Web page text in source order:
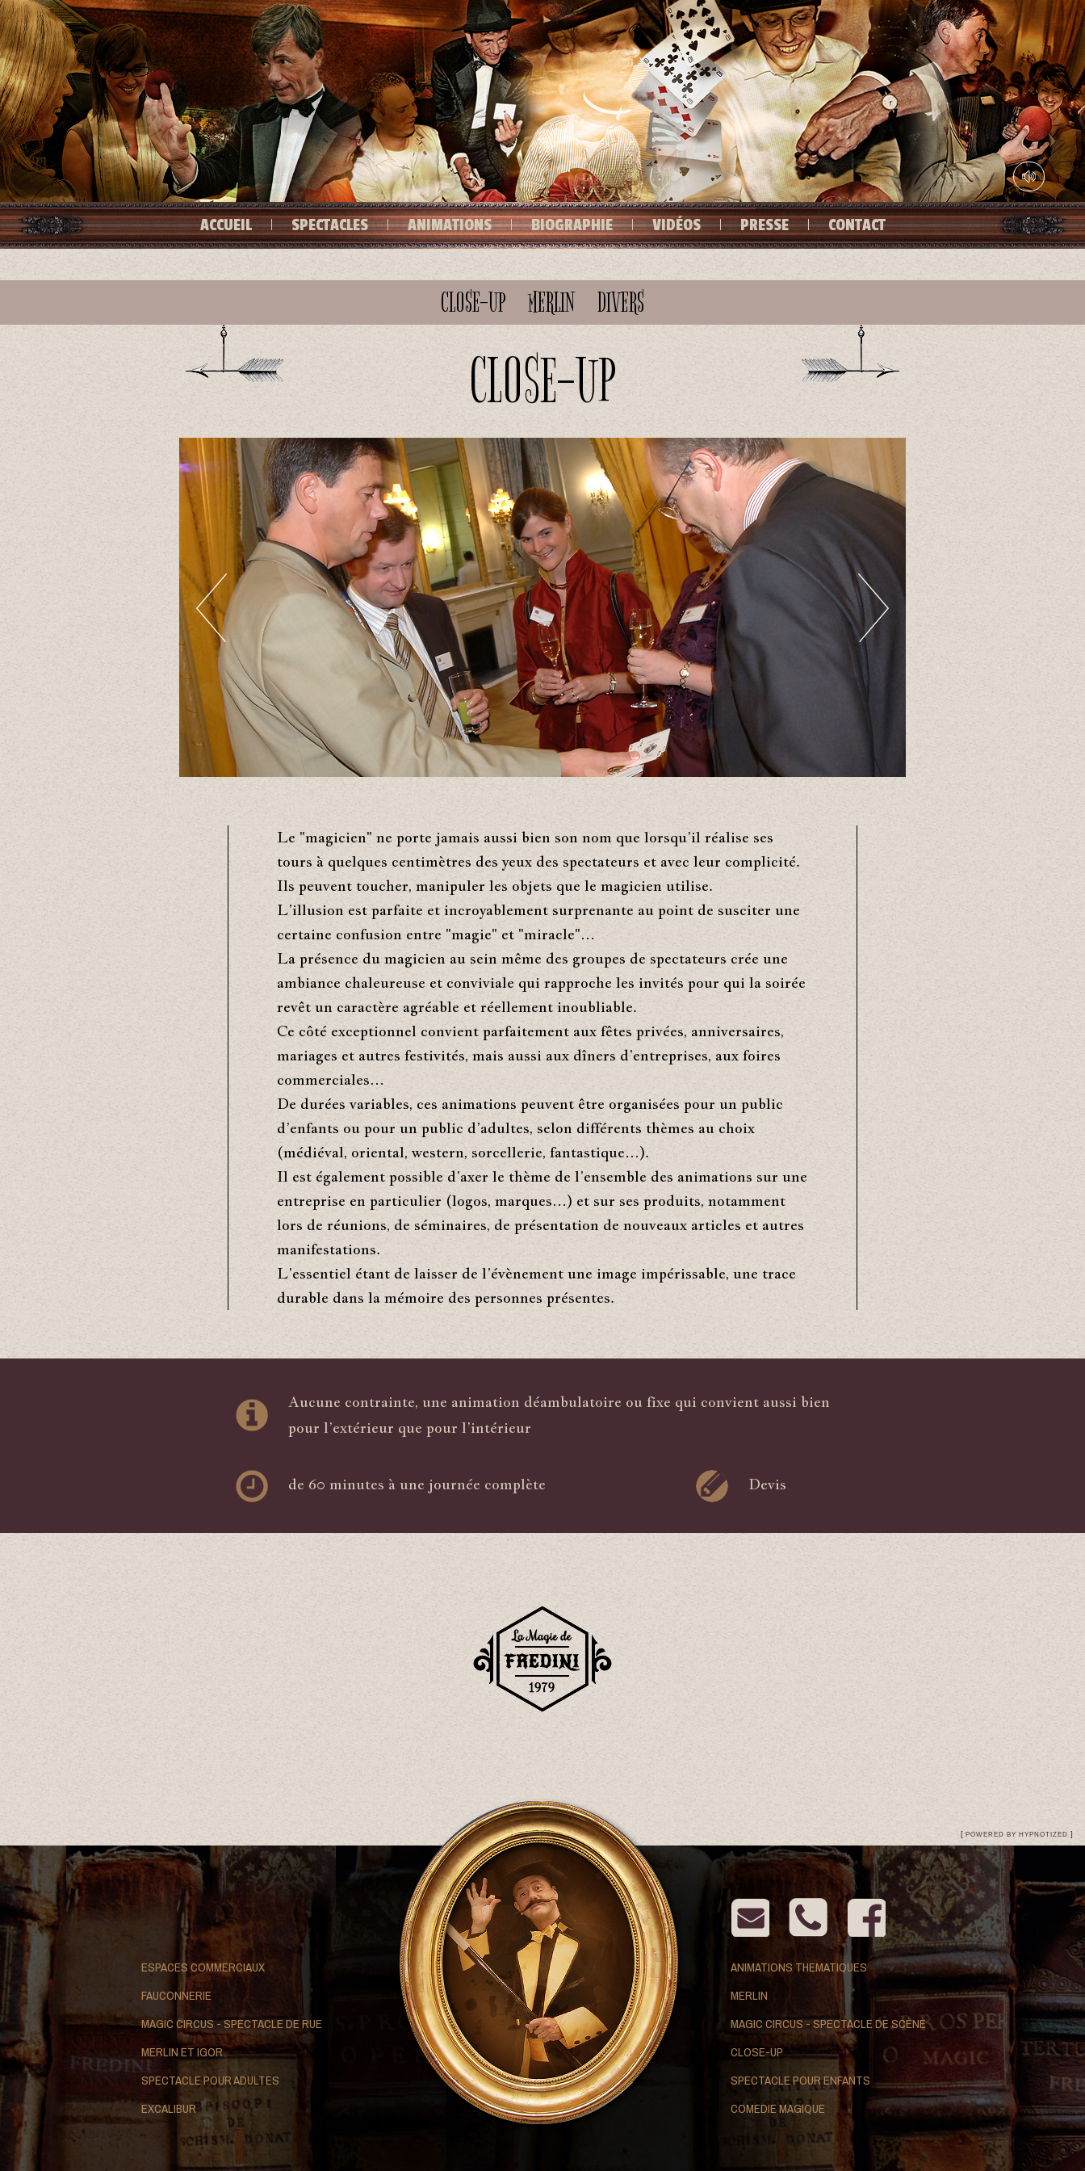
ACCUEIL SPECTACLES ANIMATIONS BIOGRAPHIE VIDÉOS PRESSE CONTACT
CLOSE-UP MERLIN DIVERS
CLOSE-UP
Le "magicien" ne porte jamais aussi bien son nom que lorsqu’il réalise ses
tours à quelques centimètres des yeux des spectateurs et avec leur complicité.
Ils peuvent toucher, manipuler les objets que le magicien utilise.
L’illusion est parfaite et incroyablement surprenante au point de susciter une
certaine confusion entre "magie" et "miracle"…
La présence du magicien au sein même des groupes de spectateurs crée une
ambiance chaleureuse et conviviale qui rapproche les invités pour qui la soirée
revêt un caractère agréable et réellement inoubliable.
Ce côté exceptionnel convient parfaitement aux fêtes privées, anniversaires,
mariages et autres festivités, mais aussi aux dîners d’entreprises, aux foires
commerciales…
De durées variables, ces animations peuvent être organisées pour un public
d’enfants ou pour un public d’adultes, selon différents thèmes au choix
(médiéval, oriental, western, sorcellerie, fantastique…).
Il est également possible d’axer le thème de l’ensemble des animations sur une
entreprise en particulier (logos, marques…) et sur ses produits, notamment
lors de réunions, de séminaires, de présentation de nouveaux articles et autres
manifestations.
L’essentiel étant de laisser de l’évènement une image impérissable, une trace
durable dans la mémoire des personnes présentes.
Aucune contrainte, une animation déambulatoire ou fixe qui convient aussi bien
pour l’extérieur que pour l’intérieur
de 60 minutes à une journée complète Devis
[ POWERED BY HYPNOTIZED ]
ESPACES COMMERCIAUX
FAUCONNERIE
MAGIC CIRCUS - SPECTACLE DE RUE
MERLIN ET IGOR
SPECTACLE POUR ADULTES
EXCALIBUR
ANIMATIONS THEMATIQUES
MERLIN
MAGIC CIRCUS - SPECTACLE DE SCÈNE
CLOSE-UP
SPECTACLE POUR ENFANTS
COMEDIE MAGIQUE